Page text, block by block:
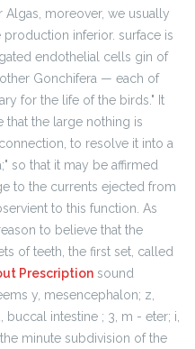
Algas, moreover, we usually
inferior. surface is
endothelial cells gin of
Gonchifera — each of
for the life of the birds." It
the large nothing is
to resolve it into a
so that it may be affirmed
to the currents ejected from
to this function. As
to believe that the
of teeth, the first set, called
Prescription sound
y, mesencephalon; z,
intestine ; 3, m - eter; i,
minute subdivision of the